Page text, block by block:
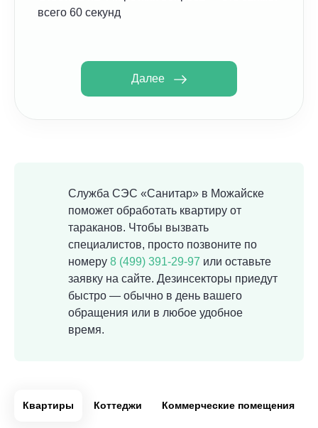
всего 60 секунд
Далее
Служба СЭС «Санитар» в Можайске
поможет обработать квартиру от
тараканов. Чтобы вызвать
специалистов, просто позвоните по
номеру 8 (499) 391-29-97 или оставьте
заявку на сайте. Дезинсекторы приедут
быстро — обычно в день вашего
обращения или в любое удобное
время.
Квартиры Коттеджи Коммерческие помещения